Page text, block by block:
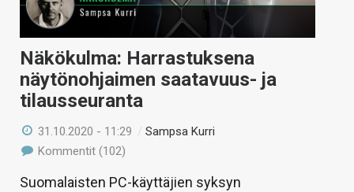
Näkökulma: Harrastuksena
näytönohjaimen saatavuus- ja
tilausseuranta
31.10.2020 - 11:29 /Sampsa Kurri
Kommentit (102)
Suomalaisten PC-käyttäjien syksyn